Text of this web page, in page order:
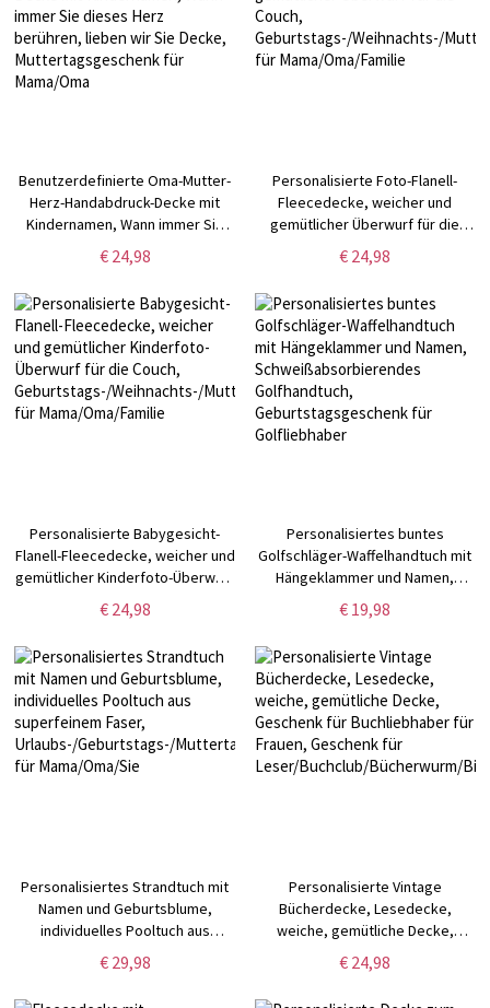
Benutzerdefinierte Oma-Mutter-
Herz-Handabdruck-Decke mit
Kindernamen, Wann immer Sie
dieses Herz berühren, lieben wir
Sie Decke, Muttertagsgeschenk
€ 24,98
Personalisierte Foto-Flanell-
Fleecedecke, weicher und
gemütlicher Überwurf für die
Couch,
Geburtstags-/Weihnachts-/
€ 24,98
Personalisierte Babygesicht-
Flanell-Fleecedecke, weicher und
gemütlicher Kinderfoto-Überwurf
für die Couch,
Geburtstags-/Weihnachts-/Muttertagsgeschenk
€ 24,98
Personalisiertes buntes
Golfschläger-Waffelhandtuch mit
Hängeklammer und Namen,
Schweißabsorbierendes
Golfhandtuch,
Golfliebhaber
€ 19,98
Personalisiertes Strandtuch mit
Namen und Geburtsblume,
individuelles Pooltuch aus
superfeinem Faser,
Urlaubs-/Geburtstags-/Muttertagsgeschenk
€ 29,98
Personalisierte Vintage
Bücherdecke, Lesedecke,
weiche, gemütliche Decke,
Geschenk für Buchliebhaber für
Frauen, Geschenk für
Leser/Buchclub/Bücherwurm/
€ 24,98